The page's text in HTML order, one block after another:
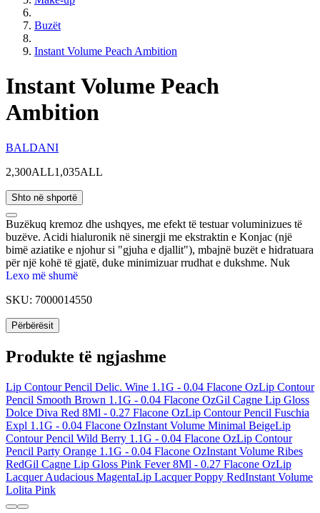
Buzët
Instant Volume Peach Ambition
Instant Volume Peach
Ambition
BALDANI
2,300ALL1,035ALL
Shto në shportë
Buzëkuq kremoz dhe ushqyes, me efekt të testuar voluminizues të
buzëve. Acidi hialuronik në sinergji me ekstraktin e Konjac (një
bimë aziatike e njohur si "gjuha e djallit"), mbajnë buzët e hidratuara
për një kohë të gjatë, duke minimizuar rrudhat e dukshme. Nuk
përmban paraben. I testuar ndaj nikelit.
Lexo më shumë
SKU: 7000014550
Përbërësit
Produkte të ngjashme
Lip Contour Pencil Delic. Wine 1.1G - 0.04 Flacone OzLip Contour
Pencil Smooth Brown 1.1G - 0.04 Flacone OzGil Cagne Lip Gloss
Dolce Diva Red 8Ml - 0.27 Flacone OzLip Contour Pencil Fuschia
Expl 1.1G - 0.04 Flacone OzInstant Volume Minimal BeigeLip
Contour Pencil Wild Berry 1.1G - 0.04 Flacone OzLip Contour
Pencil Party Orange 1.1G - 0.04 Flacone OzInstant Volume Ribes
RedGil Cagne Lip Gloss Pink Fever 8Ml - 0.27 Flacone OzLip
Lacquer Audacious MagentaLip Lacquer Poppy RedInstant Volume
Lolita Pink